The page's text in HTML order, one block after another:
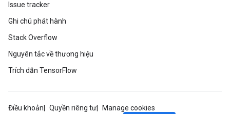
Issue tracker
Ghi chú phát hành
Stack Overflow
Nguyên tắc về thương hiệu
Trích dẫn TensorFlow
Điều khoản Quyền riêng tư
Manage cookies